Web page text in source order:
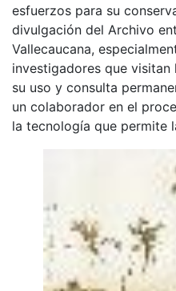
esfuerzos para su
divulgación del Archivo
Vallecaucana,
investigadores que
su uso y consulta
un colaborador en el
la tecnología que permite